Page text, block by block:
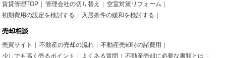
賃貸管理TOP 管理会社の切り替え
空室対策リフォーム
初期費用の設定を検討する
入居条件の緩和を検討する
売却相談
売買サイト 不動産の売却の流れ
不動産売却時の諸費用
少しでも高く売るポイント
よくある質問 不動産売却に必要な書類とは